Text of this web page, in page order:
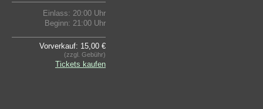
Einlass: 20:00 Uhr
Beginn: 21:00 Uhr
Vorverkauf: 15,00 €
(zzgl. Gebühr)
Tickets kaufen